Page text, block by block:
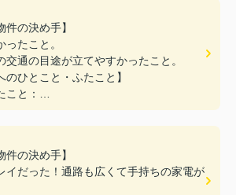
件の決め手】
ったこと。
交通の目途が立てやすかったこと。
のひとこと・ふたこと】
こと：
まで丁寧な対応をありがとうございまし
と：
件の決め手】
イだった！通路も広くて手持ちの家電が